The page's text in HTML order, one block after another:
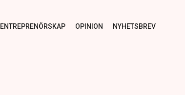
ENTREPRENÖRSKAP OPINION NYHETSBREV